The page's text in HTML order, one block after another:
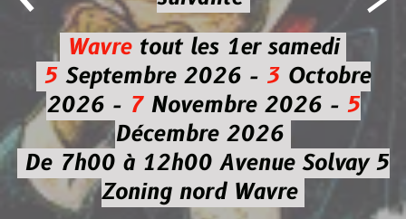
Wavretout les 1er samedi
5Septembre 2026 - 3Octobre
2026 -7Novembre 2026 - 5
Décembre 2026
De 7h00 à 12h00 Avenue Solvay 5
Zoning nord Wavre